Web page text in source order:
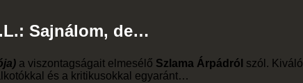
Sajnálom, de…
a viszontagságait elmesélő Szlama Árpádról szól. Kiváló
és a kritikusokkal egyaránt…